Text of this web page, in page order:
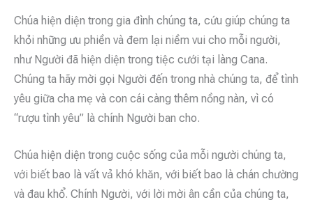
Chúa hiện diện trong gia đình chúng ta, cứu giúp chúng ta
khỏi những ưu phiền và đem lại niềm vui cho mỗi người,
như Người đã hiện diện trong tiệc cưới tại làng Cana.
Chúng ta hãy mời gọi Người đến trong nhà chúng ta, để tình
yêu giữa cha mẹ và con cái càng thêm nồng nàn, vì có
“rượu tình yêu” là chính Người ban cho.
Chúa hiện diện trong cuộc sống của mỗi người chúng ta,
với biết bao là vất vả khó khăn, với biết bao là chán chường
và đau khổ. Chính Người, với lời mời ân cần của chúng ta,